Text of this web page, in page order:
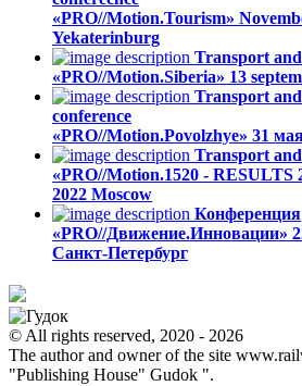
«PRO//Motion.Tourism»
Yekaterinburg
Transport
«PRO//Motion.Siberia» 13
Transport
conference
«PRO//Motion.Povolzhye» 31
Transport
«PRO//Motion.1520 - RESULTS
2022 Moscow
Конференция
«PRO//Движение.Инновации»
Санкт-Петербург
© All rights reserved, 2020 - 2026
The author and owner of the site
"Publishing House" Gudok ".